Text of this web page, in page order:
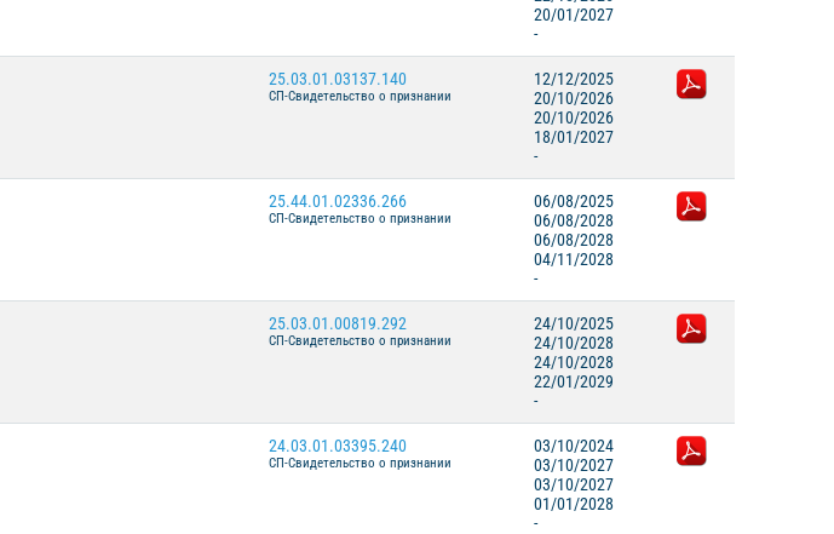
20/01/2027
-
25.03.01.03137.140
СП-Свидетельство о признании
12/12/2025
20/10/2026
20/10/2026
18/01/2027
-
25.44.01.02336.266
СП-Свидетельство о признании
06/08/2025
06/08/2028
06/08/2028
04/11/2028
-
25.03.01.00819.292
СП-Свидетельство о признании
24/10/2025
24/10/2028
24/10/2028
22/01/2029
-
24.03.01.03395.240
СП-Свидетельство о признании
03/10/2024
03/10/2027
03/10/2027
01/01/2028
-